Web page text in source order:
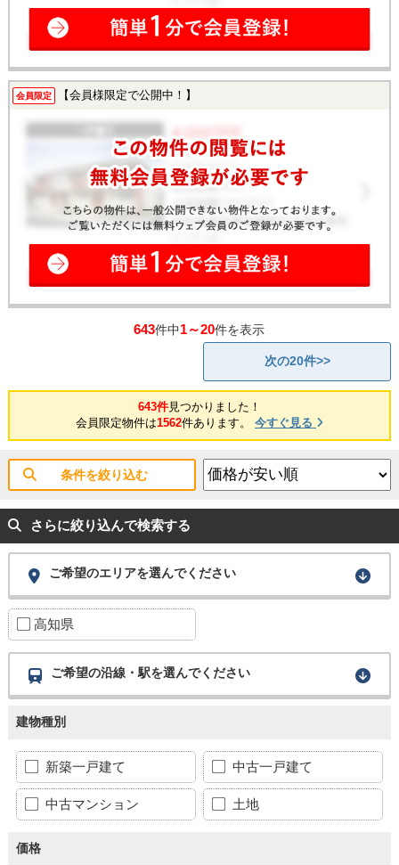
会員限定 【会員様限定で公開中！】
643件中1～20件を表示
次の20件>>
643件見つかりました！
会員限定物件は1562件あります。 今すぐ見る
条件を絞り込む
さらに絞り込んで検索する
ご希望のエリアを選んでください
高知県
ご希望の沿線・駅を選んでください
建物種別
新築一戸建て 中古一戸建て
中古マンション 土地
価格